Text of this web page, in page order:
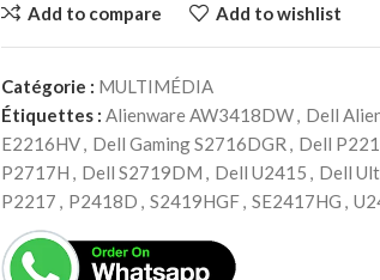
Add to compare Add to wishlist
Catégorie : MULTIMÉDIA
Étiquettes : Alienware AW3418DW, Dell
E2216HV, Dell Gaming S2716DGR , Dell
P2717H , Dell S2719DM , Dell U2415 , Dell
P2217 , P2418D , S2419HGF, SE2417HG ,